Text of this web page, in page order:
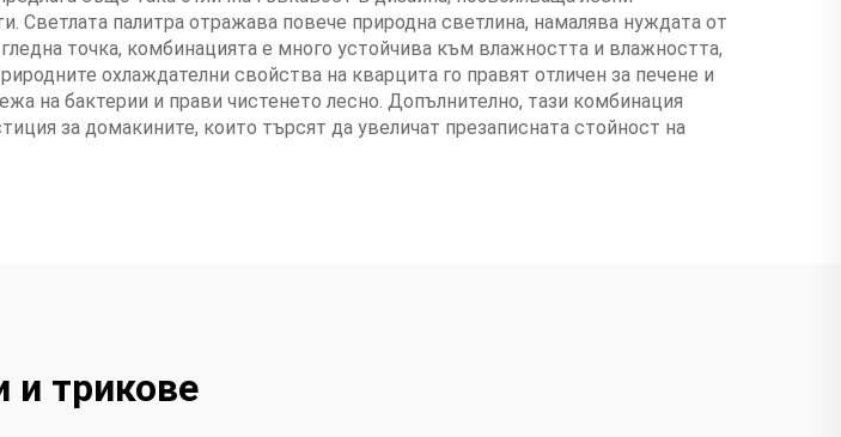
Светлата палитра отражава повече природна светлина, намалява нуждата от
точка, комбинацията е много устойчива към влажността и влажността,
охлаждателни свойства на кварцита го правят отличен за печене и
на бактерии и прави чистенето лесно. Допълнително, тази комбинация
за домакините, които търсят да увеличат презаписната стойност на
и трикове